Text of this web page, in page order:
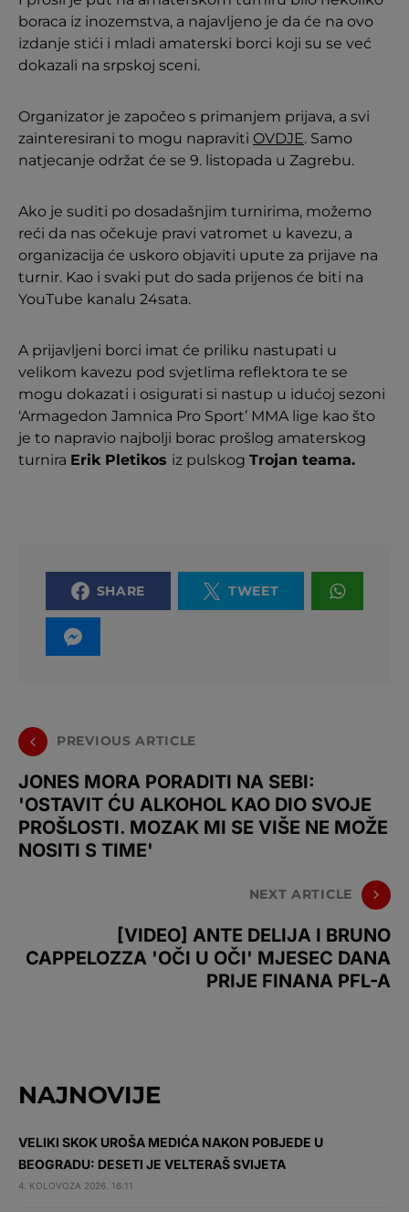
boraca iz inozemstva, a najavljeno je da će na ovo
izdanje stići i mladi amaterski borci koji su se već
dokazali na srpskoj sceni.
Organizator je započeo s primanjem prijava, a svi
zainteresirani to mogu napraviti OVDJE. Samo
natjecanje održat će se 9. listopada u Zagrebu.
Ako je suditi po dosadašnjim turnirima, možemo
reći da nas očekuje pravi vatromet u kavezu, a
organizacija će uskoro objaviti upute za prijave na
turnir. Kao i svaki put do sada prijenos će biti na
YouTube kanalu 24sata.
A prijavljeni borci imat će priliku nastupati u
velikom kavezu pod svjetlima reflektora te se
mogu dokazati i osigurati si nastup u idućoj sezoni
‘Armagedon Jamnica Pro Sport’ MMA lige kao što
je to napravio najbolji borac prošlog amaterskog
turnira Erik Pletikos iz pulskog Trojan teama.
SHARE TWEET
PREVIOUS ARTICLE
JONES MORA PORADITI NA SEBI:
'OSTAVIT ĆU ALKOHOL KAO DIO SVOJE
PROŠLOSTI. MOZAK MI SE VIŠE NE MOŽE
NOSITI S TIME'
NEXT ARTICLE
[VIDEO] ANTE DELIJA I BRUNO
CAPPELOZZA 'OČI U OČI' MJESEC DANA
PRIJE FINANA PFL-A
NAJNOVIJE
VELIKI SKOK UROŠA MEDIĆA NAKON POBJEDE U
BEOGRADU: DESETI JE VELTERAŠ SVIJETA
4. KOLOVOZA 2026. 16:11